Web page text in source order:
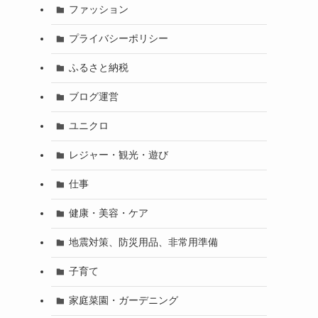
ファッション
プライバシーポリシー
ふるさと納税
ブログ運営
ユニクロ
レジャー・観光・遊び
仕事
健康・美容・ケア
地震対策、防災用品、非常用準備
子育て
家庭菜園・ガーデニング